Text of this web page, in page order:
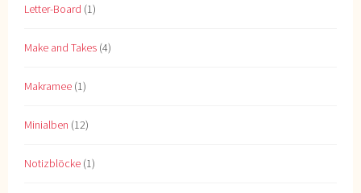
Letter-Board (1)
Make and Takes (4)
Makramee (1)
Minialben (12)
Notizblöcke (1)